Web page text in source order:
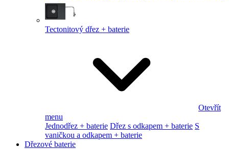
Tectonitový dřez + baterie
Otevřít
menu
Jednodřez + baterie Dřez s odkapem + baterie S
vaničkou a odkapem + baterie
Dřezové baterie